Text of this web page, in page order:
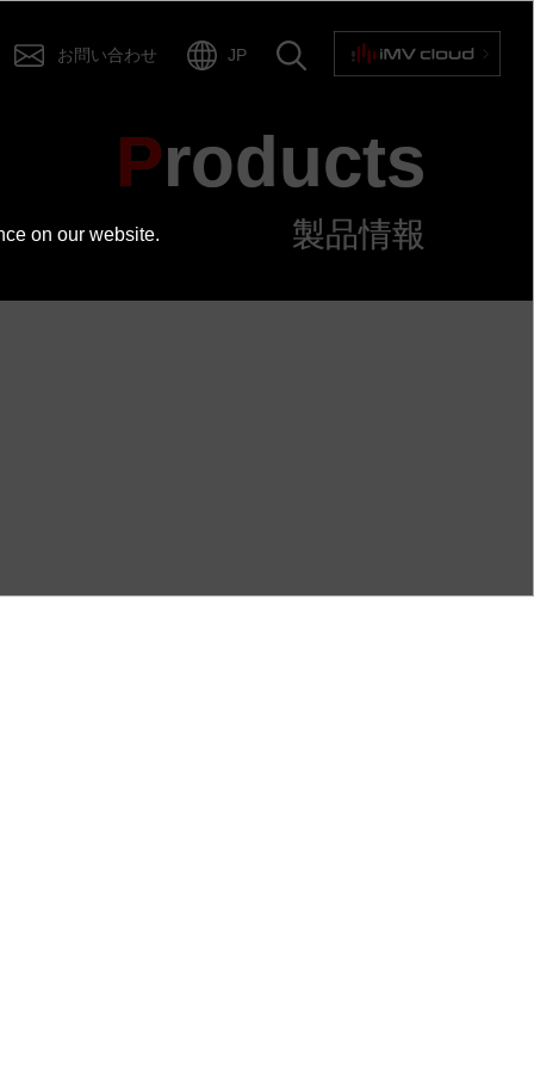
お問い合わせ JP
Products
製品情報
仕様
on our website.